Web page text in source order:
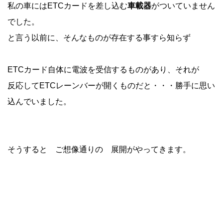
私の車にはETCカードを差し込む車載器がついていません
でした。
と言う以前に、そんなものが存在する事すら知らず
ETCカード自体に電波を受信するものがあり、それが
反応してETCレーンバーが開くものだと・・・勝手に思い
込んでいました。
そうすると ご想像通りの 展開がやってきます。